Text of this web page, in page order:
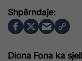
Diona Fona ka